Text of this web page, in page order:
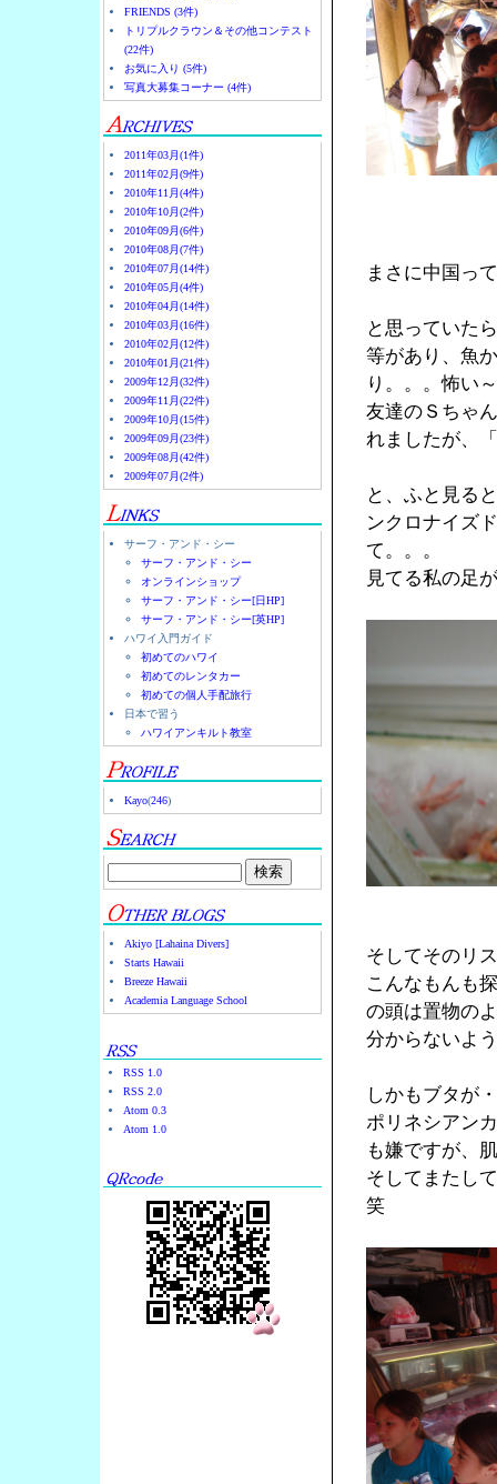
FRIENDS (3件)
トリプルクラウン＆その他コンテスト
(22件)
お気に入り (5件)
写真大募集コーナー (4件)
2011年03月(1件)
2011年02月(9件)
2010年11月(4件)
2010年10月(2件)
2010年09月(6件)
2010年08月(7件)
2010年07月(14件)
2010年05月(4件)
2010年04月(14件)
2010年03月(16件)
2010年02月(12件)
2010年01月(21件)
2009年12月(32件)
2009年11月(22件)
2009年10月(15件)
2009年09月(23件)
2009年08月(42件)
2009年07月(2件)
サーフ・アンド・シー
サーフ・アンド・シー
オンラインショップ
サーフ・アンド・シー[日HP]
サーフ・アンド・シー[英HP]
ハワイ入門ガイド
初めてのハワイ
初めてのレンタカー
初めての個人手配旅行
日本で習う
ハワイアンキルト教室
Kayo(246)
Akiyo [Lahaina Divers]
Starts Hawaii
Breeze Hawaii
Academia Language School
RSS 1.0
RSS 2.0
Atom 0.3
Atom 1.0
まさに中国っ
と思っていた
等があり、魚
り。。。怖い～
友達のＳちゃ
れましたが、
と、ふと見る
ンクロナイズ
て。。。
見てる私の足
そしてそのリ
こんなもんも
の頭は置物の
分からないよ
しかもブタが
ポリネシアン
も嫌ですが、
そしてまたし
笑